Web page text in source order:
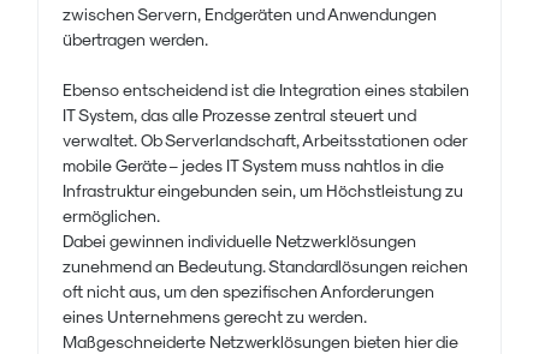
zwischen Servern, Endgeräten und Anwendungen
übertragen werden.
Ebenso entscheidend ist die Integration eines stabilen
IT System, das alle Prozesse zentral steuert und
verwaltet. Ob Serverlandschaft, Arbeitsstationen oder
mobile Geräte – jedes IT System muss nahtlos in die
Infrastruktur eingebunden sein, um Höchstleistung zu
ermöglichen.
Dabei gewinnen individuelle Netzwerklösungen
zunehmend an Bedeutung. Standardlösungen reichen
oft nicht aus, um den spezifischen Anforderungen
eines Unternehmens gerecht zu werden.
Maßgeschneiderte Netzwerklösungen bieten hier die